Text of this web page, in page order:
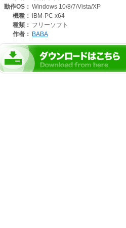
-----
[pause.exe]を実行することで起動できます。
対象とするウィンドウをアクティブにした状
最初から最前面に表示されるウィンドウに対
ソフトを終了するには、通知領域 (タスクトレ
動作OS： Windows 10/8/7/Vista/XP
機種：
IBM-PC x64
種類： フリーソフト
作者： BABA